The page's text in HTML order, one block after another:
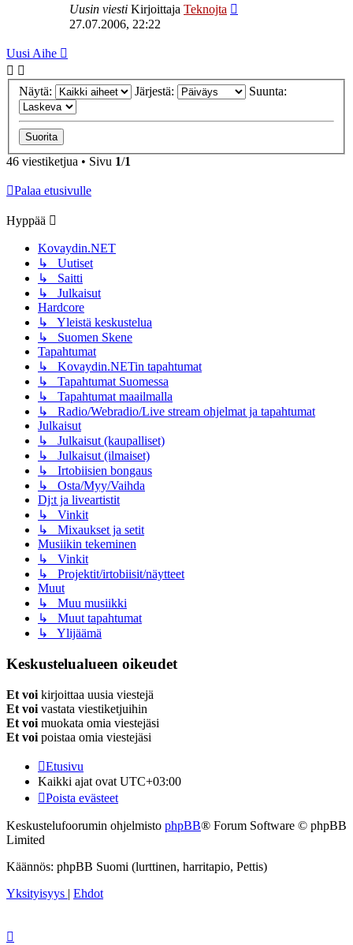
Uusin viesti Kirjoittaja Teknojta
27.07.2006, 22:22
Uusi Aihe
Näytä: Järjestä: Suunta:
46 viestiketjua • Sivu 1/1
Palaa etusivulle
Hyppää
Kovaydin.NET
↳ Uutiset
↳ Saitti
↳ Julkaisut
Hardcore
↳ Yleistä keskustelua
↳ Suomen Skene
Tapahtumat
↳ Kovaydin.NETin tapahtumat
↳ Tapahtumat Suomessa
↳ Tapahtumat maailmalla
↳ Radio/Webradio/Live stream ohjelmat ja tapahtumat
Julkaisut
↳ Julkaisut (kaupalliset)
↳ Julkaisut (ilmaiset)
↳ Irtobiisien bongaus
↳ Osta/Myy/Vaihda
Dj:t ja liveartistit
↳ Vinkit
↳ Mixaukset ja setit
Musiikin tekeminen
↳ Vinkit
↳ Projektit/irtobiisit/näytteet
Muut
↳ Muu musiikki
↳ Muut tapahtumat
↳ Ylijäämä
Keskustelualueen oikeudet
Et voi kirjoittaa uusia viestejä
Et voi vastata viestiketjuihin
Et voi muokata omia viestejäsi
Et voi poistaa omia viestejäsi
Etusivu
Kaikki ajat ovat UTC+03:00
Poista evästeet
Keskustelufoorumin ohjelmisto phpBB® Forum Software © phpBB
Limited
Käännös: phpBB Suomi (lurttinen, harritapio, Pettis)
Yksityisyys | Ehdot